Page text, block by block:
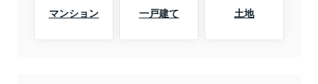
マンション 一戸建て 土地